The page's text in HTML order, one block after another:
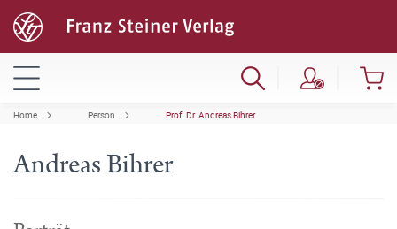
Home Person Prof. Dr. Andreas Bihrer
Andreas Bihrer